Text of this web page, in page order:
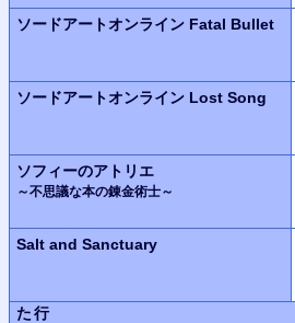
ソードアートオンライン Fatal Bullet
ソードアートオンライン Lost Song
ソフィーのアトリエ
～不思議な本の錬金術士～
Salt and Sanctuary
た行